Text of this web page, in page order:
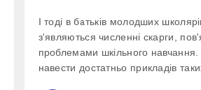
І тоді в батьків молодших
з'являються численні скарги,
проблемами шкільного
навести достатньо прикладів